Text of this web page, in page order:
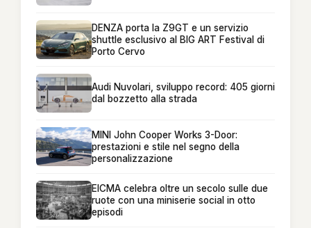
DENZA porta la Z9GT e un servizio
shuttle esclusivo al BIG ART Festival di
Porto Cervo
Audi Nuvolari, sviluppo record: 405 giorni
dal bozzetto alla strada
MINI John Cooper Works 3-Door:
prestazioni e stile nel segno della
personalizzazione
EICMA celebra oltre un secolo sulle due
ruote con una miniserie social in otto
episodi